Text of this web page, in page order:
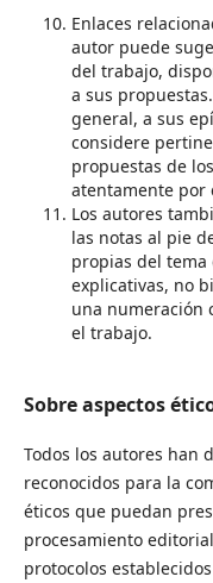
Enlaces
autor puede
del trabajo,
a sus
general, a sus
considere
propuestas de
atentamente por
Los autores
las notas al pie
propias del tema
explicativas, no
una numeración
el trabajo.
Sobre aspectos
Todos los autores han
reconocidos para la
éticos que puedan
procesamiento
protocolos